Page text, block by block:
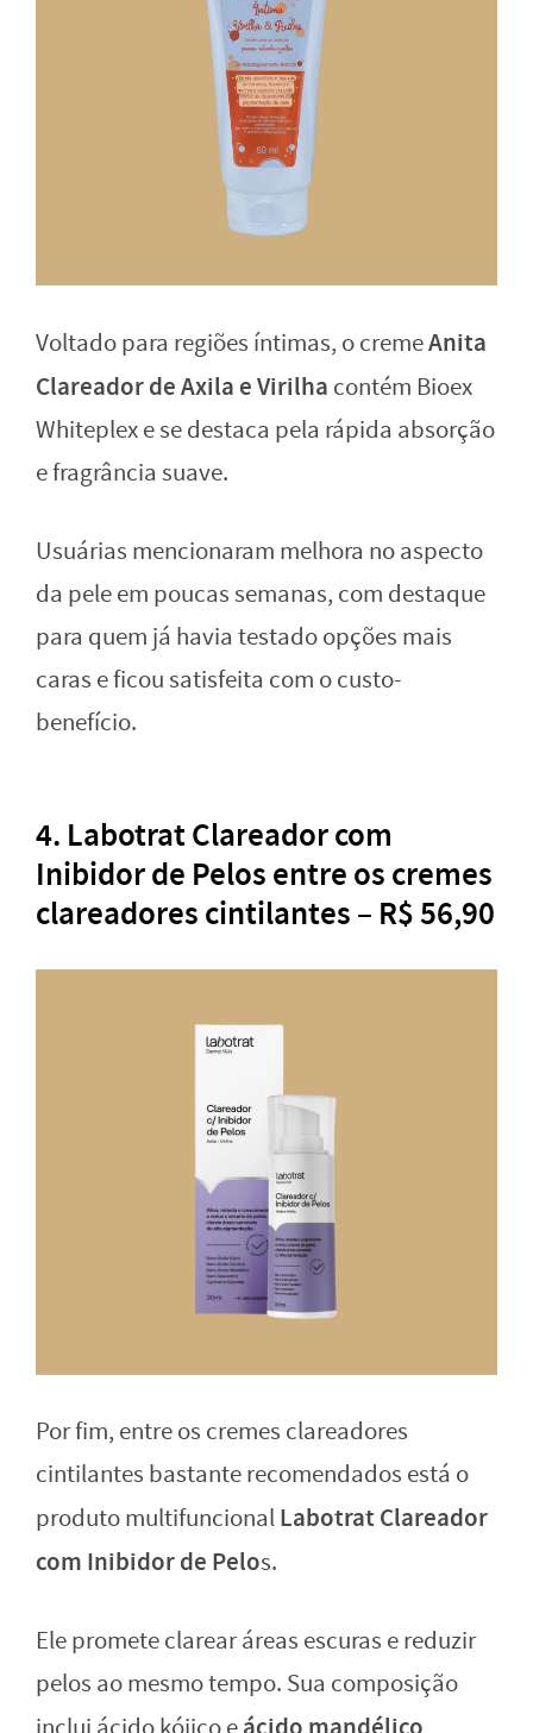
Voltado para regiões íntimas, o cremeAnita
Clareador de Axila e Virilha contém Bioex
Whiteplex e se destaca pela rápida absorção
e fragrância suave.
Usuárias mencionaram melhora no aspecto
da pele em poucas semanas, com destaque
para quem já havia testado opções mais
caras e ficou satisfeita com o custo-
benefício.
4. Labotrat Clareador com
Inibidor de Pelos entre os cremes
clareadores cintilantes – R$ 56,90
Por fim, entre os cremes clareadores
cintilantes bastante recomendados está o
produto multifuncionalLabotrat Clareador
com Inibidor de Pelos.
Ele promete clarear áreas escuras e reduzir
pelos ao mesmo tempo. Sua composição